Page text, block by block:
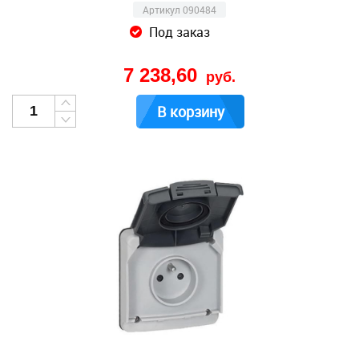
Артикул 090484
Под заказ
7 238,60 руб.
В корзину